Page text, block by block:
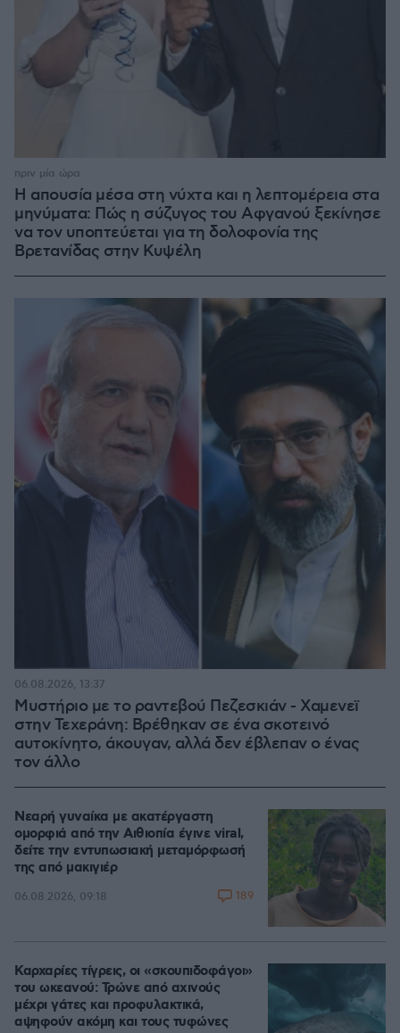
Η απουσία μέσα στη νύχτα και η λεπτομέρεια στα
μηνύματα: Πώς η σύζυγος του Αφγανού ξεκίνησε
να τον υποπτεύεται για τη δολοφονία της
Βρετανίδας στην Κυψέλη
πριν μία ώρα
Μυστήριο με το ραντεβού Πεζεσκιάν - Χαμενεϊ
στην Τεχεράνη: Βρέθηκαν σε ένα σκοτεινό
αυτοκίνητο, άκουγαν, αλλά δεν έβλεπαν ο ένας
τον άλλο
06.08.2026, 13:37
Νεαρή γυναίκα με ακατέργαστη
ομορφιά από την Αιθιοπία έγινε viral,
δείτε την εντυπωσιακή μεταμόρφωσή
της από μακιγιέρ
06.08.2026, 09:18 189
Καρχαρίες τίγρεις, οι «σκουπιδοφάγοι»
του ωκεανού: Τρώνε από αχινούς
μέχρι γάτες και προφυλακτικά,
αψηφούν ακόμη και τους τυφώνες